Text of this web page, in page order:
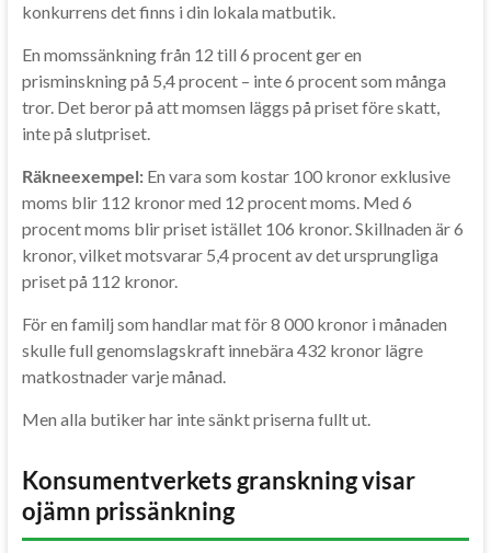
konkurrens det finns i din lokala matbutik.
En momssänkning från 12 till 6 procent ger en
prisminskning på 5,4 procent – inte 6 procent som många
tror. Det beror på att momsen läggs på priset före skatt,
inte på slutpriset.
Räkneexempel:En vara som kostar 100 kronor exklusive
moms blir 112 kronor med 12 procent moms. Med 6
procent moms blir priset istället 106 kronor. Skillnaden är 6
kronor, vilket motsvarar 5,4 procent av det ursprungliga
priset på 112 kronor.
För en familj som handlar mat för 8 000 kronor i månaden
skulle full genomslagskraft innebära 432 kronor lägre
matkostnader varje månad.
Men alla butiker har inte sänkt priserna fullt ut.
Konsumentverkets granskning visar
ojämn prissänkning